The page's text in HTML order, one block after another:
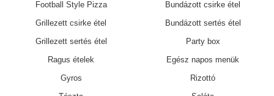
Football Style Pizza
Bundázott csirke étel
Grillezett csirke étel
Bundázott sertés étel
Grillezett sertés étel
Party box
Ragus ételek
Egész napos menük
Gyros
Rizottó